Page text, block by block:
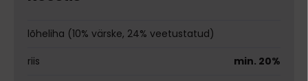
lõheliha (10% värske, 24% veetustatud)
riis
min. 20%